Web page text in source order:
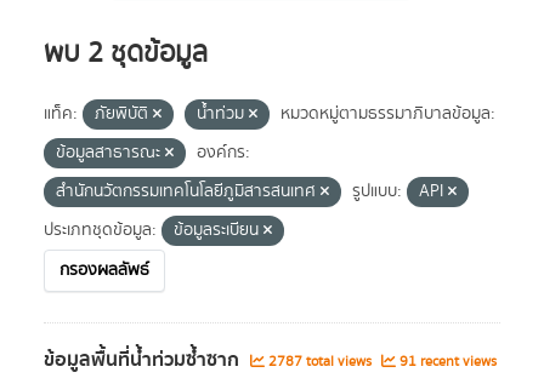
พบ 2 ชุดข้อมูล
แท็ค: ภัยพิบัติ น้ำท่วม
หมวดหมู่ตามธรรมาภิบาลข้อมูล:
ข้อมูลสาธารณะ
องค์กร:
สำนักนวัตกรรมเทคโนโลยีภูมิสารสนเทศ
รูปแบบ:
API
ประเภทชุดข้อมูล:
ข้อมูลระเบียน
กรองผลลัพธ์
ข้อมูลพื้นที่น้ำท่วมซ้ำซาก 2787 total views 91 recent views